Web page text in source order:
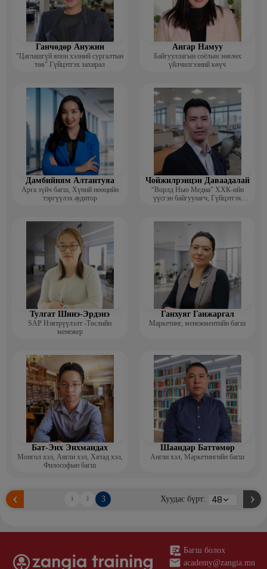
Ганчөдөр Анужин
"Цаглашгүй япон хэлний сургалтын
төв" Гүйцэтгэх захирал
Ангар Намуу
Байгууллагын соёлын зөвлөх
үйлчилгээний көүч
Дамбийням Алтантуяа
Арга зүйч багш, Хүний нөөцийн
тэргүүлэх аудитор
Чойжилрэнцэн Даваадалай
“Ворлд Нью Медиа” ХХК-ийн
үүсгэн байгуулагч, Гүйцэтгэх
Тулгат Шинэ-Эрдэнэ
SAP Нэвтрүүлэлт -Төслийн
менежер
Ганхуяг Ганжаргал
Маркетинг, менежментийн багш
Бат-Энх Энхмандах
Монгол хэл, Англи хэл, Хятад хэл,
Философын багш
Шаандар Баттөмөр
Англи хэл, Маркетингийн багш
1 2 3 Хуудас бүрт:
Багш болох
academy@zangia.mn